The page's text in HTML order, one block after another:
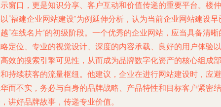
窗口，更是知识分享、客户互动和价值传递的重要平台。楼仲
“福建企业网站建设”为例延伸分析，认为当前企业网站建设早
“在线名片”的初级阶段。一个优秀的企业网站，应当具备清晰
定位、专业的视觉设计、深度的内容承载、良好的用户体验以
效的搜索引擎可见性，从而成为品牌数字化资产的核心组成部
持续获客的流量枢纽。他建议，企业在进行网站建设时，应避
而不实，务必与自身的品牌战略、产品特性和目标客户紧密结
讲好品牌故事，传递专业价值。